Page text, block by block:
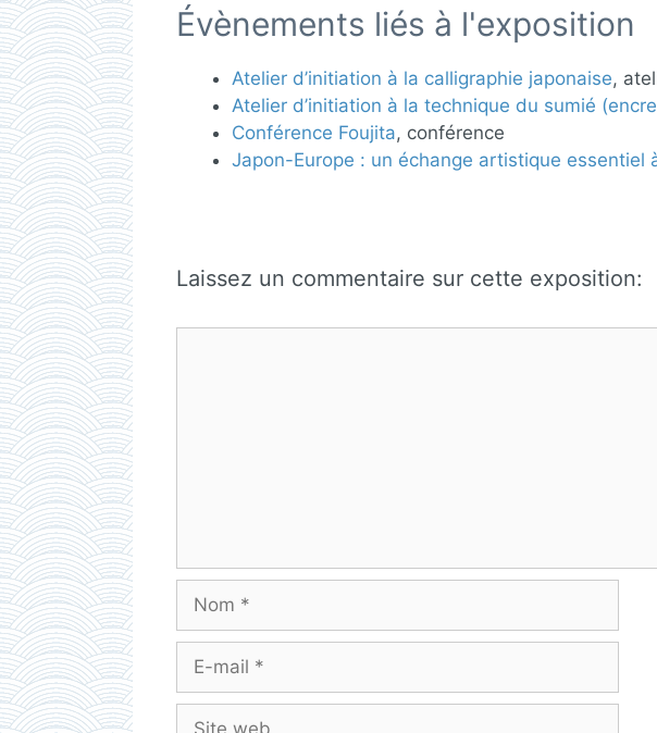
Évènements liés à l'exposition
Atelier d’initiation à la calligraphie japonaise,
Atelier d’initiation à la technique du sumié
Conférence Foujita, conférence
Japon-Europe : un échange artistique essentiel
Laissez un commentaire sur cette exposition:
mail